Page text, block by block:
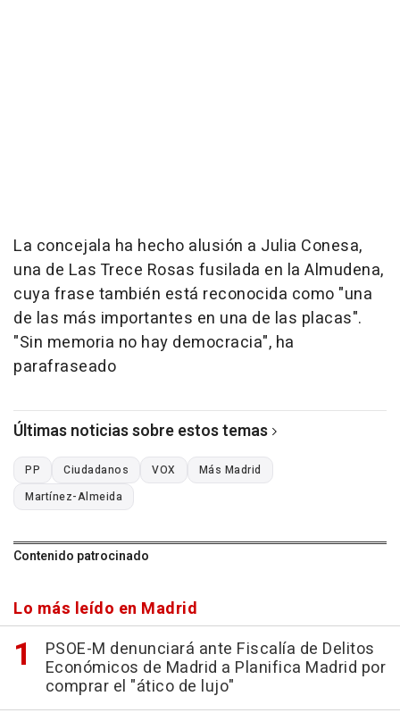
La concejala ha hecho alusión a Julia Conesa,
una de Las Trece Rosas fusilada en la Almudena,
cuya frase también está reconocida como "una
de las más importantes en una de las placas".
"Sin memoria no hay democracia", ha
parafraseado
Últimas noticias sobre estos temas
PP Ciudadanos VOX
Más Madrid
Martínez-Almeida
Contenido patrocinado
Lo más leído en Madrid
PSOE-M denunciará ante Fiscalía de Delitos
Económicos de Madrid a Planifica Madrid por
comprar el "ático de lujo"